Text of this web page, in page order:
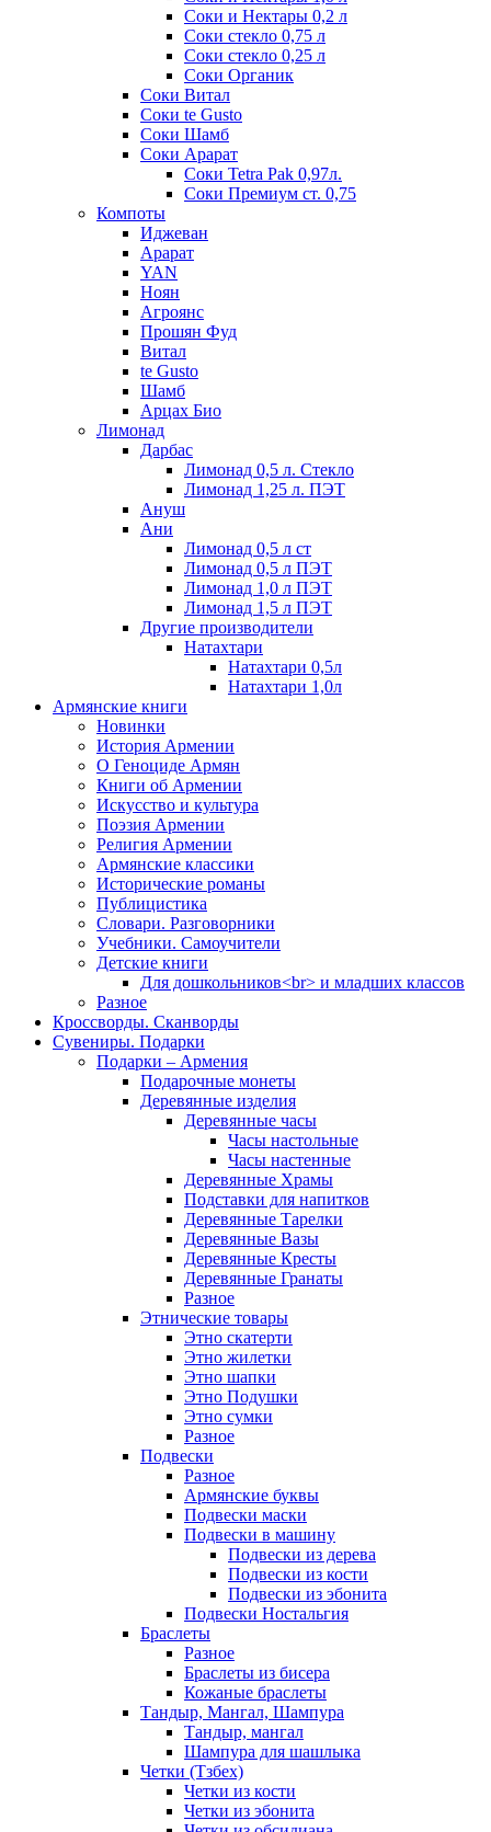
Соки и Нектары 0,2 л
Соки стекло 0,75 л
Соки стекло 0,25 л
Соки Органик
Соки Витал
Соки te Gusto
Соки Шамб
Соки Арарат
Соки Tetra Pak 0,97л.
Соки Премиум ст. 0,75
Компоты
Иджеван
Арарат
YAN
Ноян
Агроянс
Прошян Фуд
Витал
te Gusto
Шамб
Арцах Био
Лимонад
Дарбас
Лимонад 0,5 л. Стекло
Лимонад 1,25 л. ПЭТ
Ануш
Ани
Лимонад 0,5 л ст
Лимонад 0,5 л ПЭТ
Лимонад 1,0 л ПЭТ
Лимонад 1,5 л ПЭТ
Другие производители
Натахтари
Натахтари 0,5л
Натахтари 1,0л
Армянские книги
Новинки
История Армении
О Геноциде Армян
Книги об Армении
Иcкусство и культура
Поэзия Армении
Религия Армении
Армянские классики
Исторические романы
Публицистика
Словари. Разговорники
Учебники. Самоучители
Детские книги
Для дошкольников<br> и младших классов
Разное
Кроссворды. Сканворды
Сувениры. Подарки
Подарки – Армения
Подарочные монеты
Деревянные изделия
Деревянные часы
Часы настольные
Часы настенные
Деревянные Храмы
Подставки для напитков
Деревянные Тарелки
Деревянные Вазы
Деревянные Кресты
Деревянные Гранаты
Разное
Этнические товары
Этно скатерти
Этно жилетки
Этно шапки
Этно Подушки
Этно сумки
Разное
Подвески
Разное
Армянские буквы
Подвески маски
Подвески в машину
Подвески из дерева
Подвески из кости
Подвески из эбонита
Подвески Ностальгия
Браслеты
Разное
Браслеты из бисера
Кожаные браслеты
Тандыр, Мангал, Шампура
Тандыр, мангал
Шампура для шашлыка
Четки (Тзбех)
Четки из кости
Четки из эбонита